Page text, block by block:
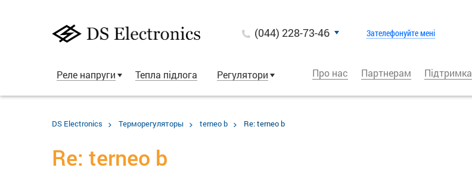
(044) 228-73-46 Зателефонуйте мені
Реле напруги Тепла підлога Регулятори Про нас Партнерам Підтримка
DS Electronics Терморегуляторы terneo b Re: terneo b
Re: terneo b